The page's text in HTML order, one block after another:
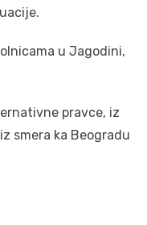
u Jagodini,
pravce, iz
smera ka Beogradu